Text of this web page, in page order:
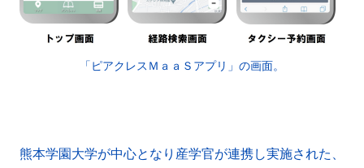
「ピアクレスＭａａＳアプリ」の画面。
熊本学園大学が中心となり産学官が連携し実施された、